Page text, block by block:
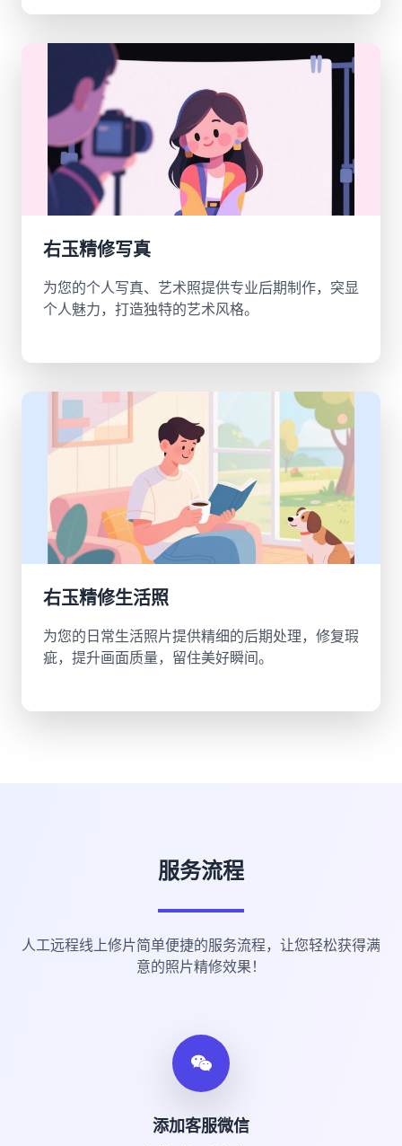
右玉精修写真
为您的个人写真、艺术照提供专业后期制作，突显
个人魅力，打造独特的艺术风格。
右玉精修生活照
为您的日常生活照片提供精细的后期处理，修复瑕
疵，提升画面质量，留住美好瞬间。
服务流程
人工远程线上修片简单便捷的服务流程，让您轻松获得满
意的照片精修效果！
添加客服微信